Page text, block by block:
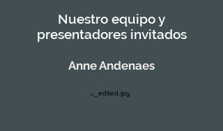
Nuestro equipo y
presentadores invitados
Anne Andenaes